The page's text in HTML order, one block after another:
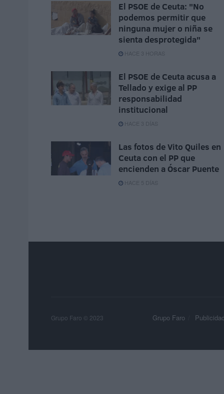
El PSOE de Ceuta: "No
podemos permitir que
ninguna mujer o niña se
sienta desprotegida"
HACE 3 HORAS
El PSOE de Ceuta acusa a
Tellado y exige al PP
responsabilidad
institucional
HACE 3 DÍAS
Las fotos de Vito Quiles en
Ceuta con el PP que
encienden a Óscar Puente
HACE 5 DÍAS
Grupo Faro Publicidad
Grupo Faro © 2023